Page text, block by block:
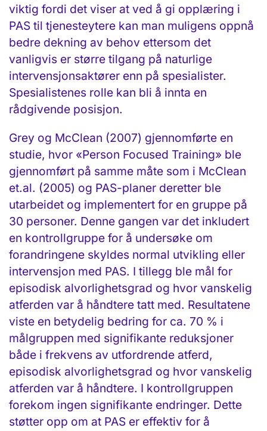
viktig fordi det viser at ved å gi opplæring i
PAS til tjenesteytere kan man muligens oppnå
bedre dekning av behov ettersom det
vanligvis er større tilgang på naturlige
intervensjonsaktører enn på spesialister.
Spesialistenes rolle kan bli å innta en
rådgivende posisjon.
Grey og McClean (2007) gjennomførte en
studie, hvor «Person Focused Training» ble
gjennomført på samme måte som i McClean
et.al. (2005) og PAS-planer deretter ble
utarbeidet og implementert for en gruppe på
30 personer. Denne gangen var det inkludert
en kontrollgruppe for å undersøke om
forandringene skyldes normal utvikling eller
intervensjon med PAS. I tillegg ble mål for
episodisk alvorlighetsgrad og hvor vanskelig
atferden var å håndtere tatt med. Resultatene
viste en betydelig bedring for ca. 70 % i
målgruppen med signifikante reduksjoner
både i frekvens av utfordrende atferd,
episodisk alvorlighetsgrad og hvor vanskelig
atferden var å håndtere. I kontrollgruppen
forekom ingen signifikante endringer. Dette
støtter opp om at PAS er effektiv for å